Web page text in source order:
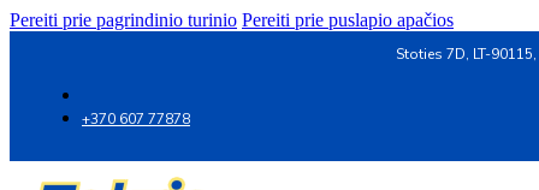
Pereiti prie pagrindinio turinio Pereiti prie puslapio apačios
Stoties 7D, LT-
+370 607 77878